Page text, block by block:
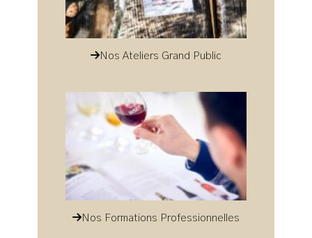
Nos Ateliers Grand Public
Nos Formations Professionnelles